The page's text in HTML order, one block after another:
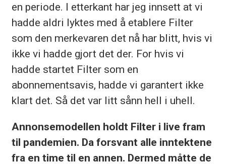
en periode. I etterkant har jeg innsett at vi
hadde aldri lyktes med å etablere Filter
som den merkevaren det nå har blitt, hvis vi
ikke vi hadde gjort det der. For hvis vi
hadde startet Filter som en
abonnementsavis, hadde vi garantert ikke
klart det. Så det var litt sånn hell i uhell.
Annonsemodellen holdt Filter i live fram
til pandemien. Da forsvant alle inntektene
fra en time til en annen. Dermed måtte de